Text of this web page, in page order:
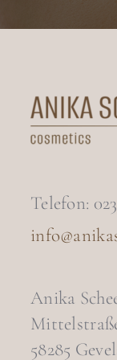
Telefon:
Anika
58285